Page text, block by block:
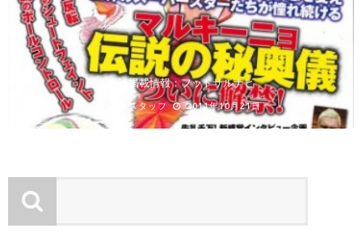
雑誌掲載情報：フットサルナビ
gol.スタッフ 2011年10月21日